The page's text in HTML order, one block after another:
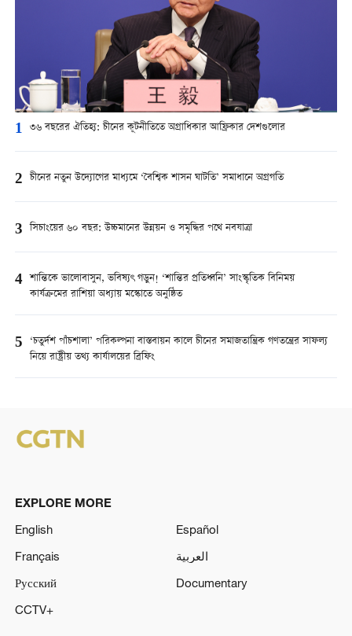
1 ৩৬ বছরের ঐতিহ্য: চীনের কূটনীতিতে অগ্রাধিকার আফ্রিকার দেশগুলোর
2 চীনের নতুন উদ্যোগের মাধ্যমে ‘বৈশ্বিক শাসন ঘাটতি’ সমাধানে অগ্রগতি
3 সিচাংয়ের ৬০ বছর: উচ্চমানের উন্নয়ন ও সমৃদ্ধির পথে নবযাত্রা
4 শান্তিকে ভালোবাসুন, ভবিষ্যৎ গড়ুন! ‘শান্তির প্রতিধ্বনি’ সাংস্কৃতিক বিনিময়
কার্যক্রমের রাশিয়া অধ্যায় মস্কোতে অনুষ্ঠিত
5 ‘চতুর্দশ পাঁচশালা’ পরিকল্পনা বাস্তবায়ন কালে চীনের সমাজতান্ত্রিক গণতন্ত্রের সাফল্য
নিয়ে রাষ্ট্রীয় তথ্য কার্যালয়ের ব্রিফিং
EXPLORE MORE
English
Español
Français
العربية
Русский
Documentary
CCTV+